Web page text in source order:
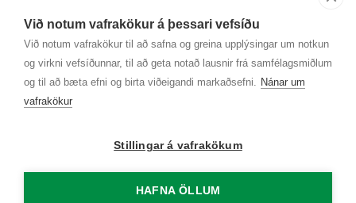
Við notum vafrakökur á þessari vefsíðu
Við notum vafrakökur til að safna og greina upplýsingar um notkun
og virkni vefsíðunnar, til að geta notað lausnir frá samfélagsmiðlum
og til að bæta efni og birta viðeigandi markaðsefni. Nánar um
vafrakökur
Stillingar á vafrakökum
HAFNA ÖLLUM
Kt. 700169-3759
Fundarmannagátt